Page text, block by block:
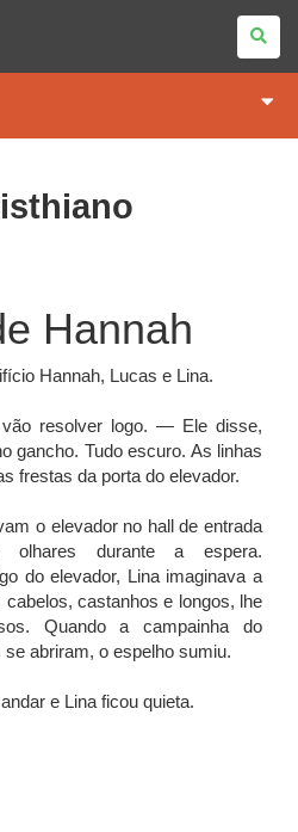
Hannah
Hannah, Lucas e Lina.
resolver logo. — Ele disse,
gancho. Tudo escuro. As linhas
frestas da porta do elevador.
o elevador no hall de entrada
olhares durante a espera.
do elevador, Lina imaginava a
castanhos e longos, lhe
Quando a campainha do
abriram, o espelho sumiu.
e Lina ficou quieta.